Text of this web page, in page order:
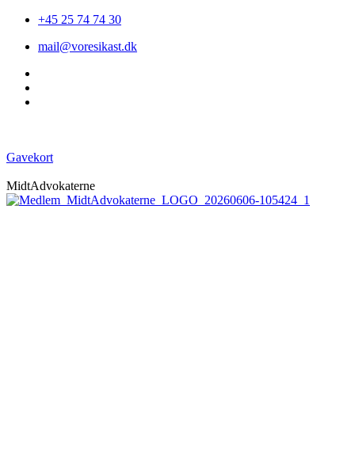
+45 25 74 74 30
mail@voresikast.dk
Gavekort
MidtAdvokaterne